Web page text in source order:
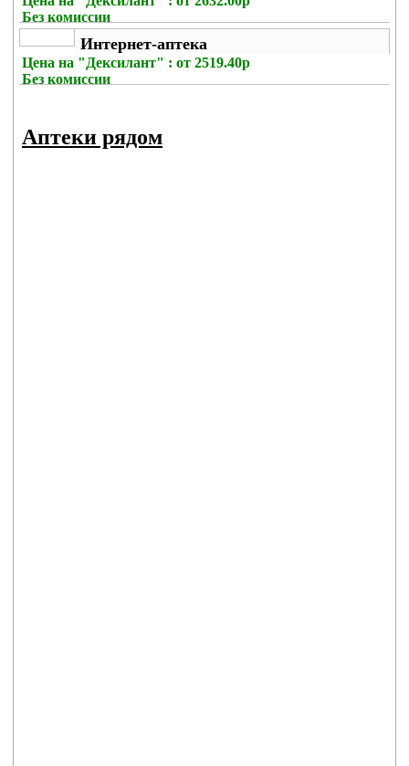
Без комиссии
Интернет-аптека
Цена на "Дексилант" : от 2519.40р
Без комиссии
Аптеки рядом